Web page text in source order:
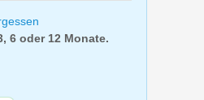
6 oder 12 Monate.